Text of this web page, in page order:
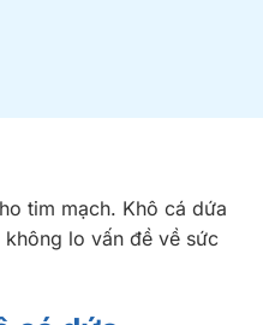
tim mạch. Khô cá dứa
không lo vấn đề về sức